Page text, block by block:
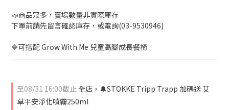
📣商品眾多，賣場數量非實際庫存
下單前請先留言確認庫存，或電詢(03-9530946)
🔶可搭配 Grow With Me 兒童高腳成長餐椅
至08/31 16:00截止全店，🔔STOKKE Tripp Trapp 加碼送 艾
草平安淨化噴霧250ml